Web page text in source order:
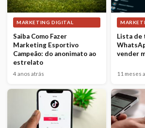
MARKETING DIGITAL
Saiba Como Fazer
Marketing Esportivo
Campeão: do anonimato ao
estrelato
4 anos atrás
Lista de
vender
11 meses